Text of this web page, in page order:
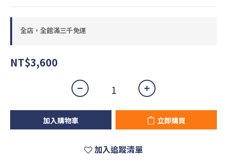
全店，全館滿三千免運
NT$3,600
加入購物車 立即購買
加入追蹤清單